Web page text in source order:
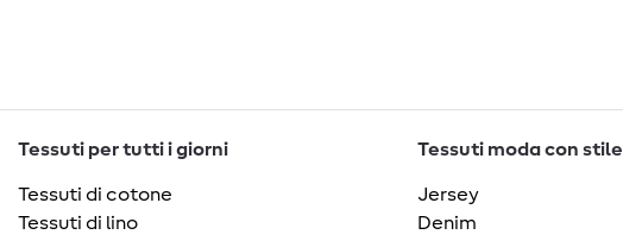
Tessuti per tutti i giorni
Tessuti di cotone
Tessuti di lino
Tessuti moda con stile
Jersey
Denim